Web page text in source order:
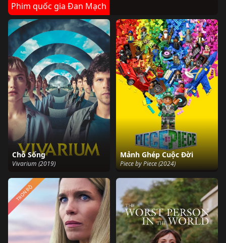
Phim quốc gia Đan Mạch
Chỗ Sống
Vivarium (2019)
Mảnh Ghép Cuộc Đời
Piece by Piece (2024)
TRỌN BỘ